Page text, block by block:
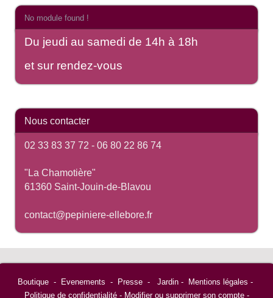
No module found !
Du jeudi au samedi de 14h à 18h
et sur rendez-vous
Nous contacter
02 33 83 37 72 - 06 80 22 86 74
"La Chamotière"
61360 Saint-Jouin-de-Blavou
contact@pepiniere-ellebore.fr
Boutique - Evenements - Presse - Jardin - Mentions légales -
Politique de confidentialité- Modifier ou supprimer son compte-